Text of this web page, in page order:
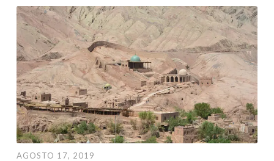
AGOSTO 17, 2019